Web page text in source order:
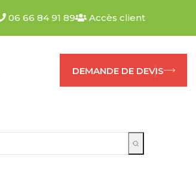
06 66 84 91 89 Accès client
DEMANDE DE DEVIS